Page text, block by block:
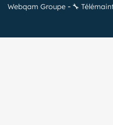
Webqam Groupe
🔧